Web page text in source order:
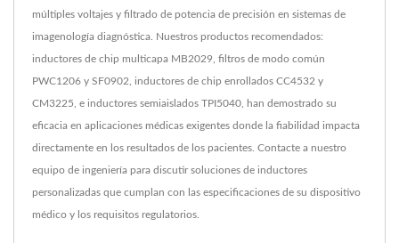
múltiples voltajes y filtrado de potencia de precisión en sistemas de
imagenología diagnóstica. Nuestros productos recomendados:
inductores de chip multicapa MB2029, filtros de modo común
PWC1206 y SF0902, inductores de chip enrollados CC4532 y
CM3225, e inductores semiaislados TPI5040, han demostrado su
eficacia en aplicaciones médicas exigentes donde la fiabilidad impacta
directamente en los resultados de los pacientes. Contacte a nuestro
equipo de ingeniería para discutir soluciones de inductores
personalizadas que cumplan con las especificaciones de su dispositivo
médico y los requisitos regulatorios.